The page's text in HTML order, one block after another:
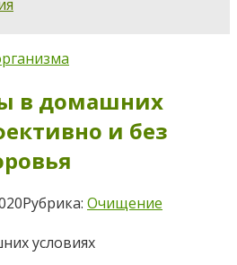
в домашних
и без
Рубрика: Очищение